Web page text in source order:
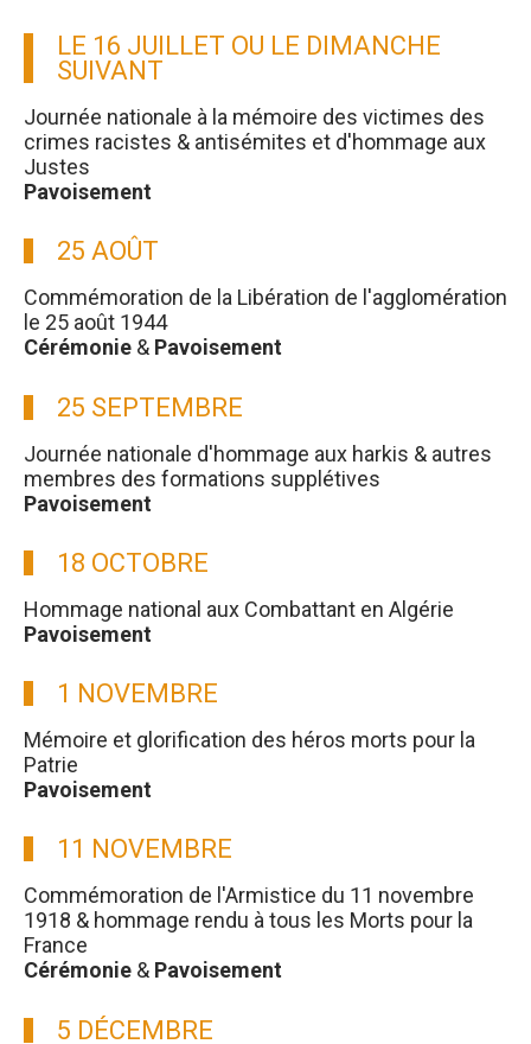
LE 16 JUILLET OU LE DIMANCHE
SUIVANT
Journée nationale à la mémoire des victimes des
crimes racistes & antisémites et d'hommage aux
Justes
Pavoisement
25 AOÛT
Commémoration de la Libération de l'agglomération
le 25 août 1944
Cérémonie & Pavoisement
25 SEPTEMBRE
Journée nationale d'hommage aux harkis & autres
membres des formations supplétives
Pavoisement
18 OCTOBRE
Hommage national aux Combattant en Algérie
Pavoisement
1 NOVEMBRE
Mémoire et glorification des héros morts pour la
Patrie
Pavoisement
11 NOVEMBRE
Commémoration de l'Armistice du 11 novembre
1918 & hommage rendu à tous les Morts pour la
France
Cérémonie & Pavoisement
5 DÉCEMBRE